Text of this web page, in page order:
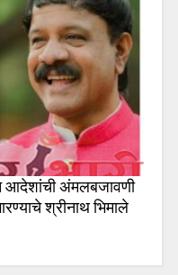
आदेशांची अंमलबजावणी
श्रीनाथ भिमाले